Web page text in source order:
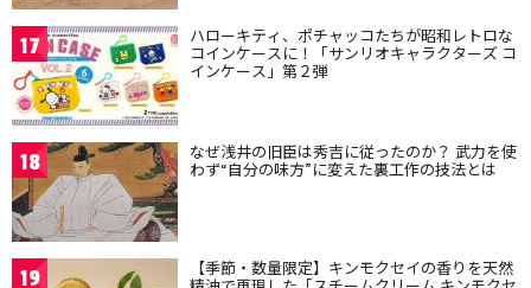
17 ハローキティ、ポチャッコたちが昭和レトロな
コインケースに！「サンリオキャラクターズ コ
インケース」第２弾
18 なぜ浅井の旧臣は秀吉に従ったのか？ 武力を使
わず“自分の味方”に変えた裏工作の技法とは
19 【季節・数量限定】キンモクセイの香りを天然